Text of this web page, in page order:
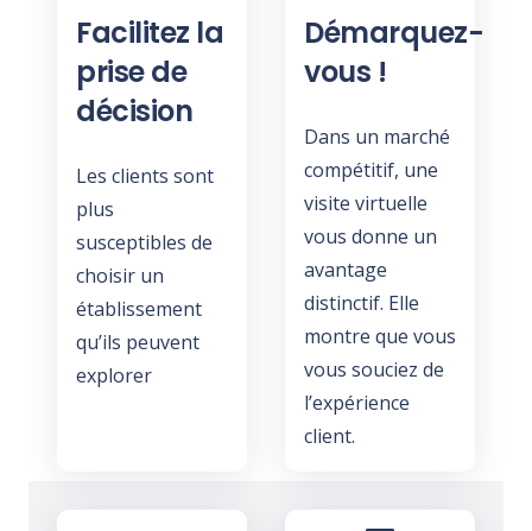
Facilitez la
prise de
décision
Les clients sont
plus
susceptibles de
choisir un
établissement
qu’ils peuvent
explorer
Démarquez-
vous !
Dans un marché
compétitif, une
visite virtuelle
vous donne un
avantage
distinctif. Elle
montre que vous
vous souciez de
l’expérience
client.